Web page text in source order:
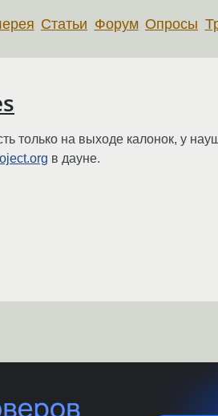
Статьи Форум Опросы
только на выходе калонок, у
в дауне.